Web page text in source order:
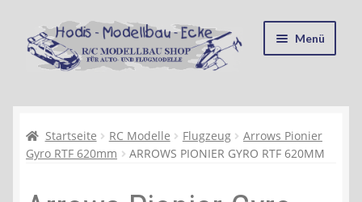
Zur
Navigation
springen
Zum
Inhalt
springen
Menü
KasseStartseite RC Modelle Flugzeug
Arrows Pionier
Gyro RTF 620mm
ARROWS PIONIER GYRO RTF 620MM